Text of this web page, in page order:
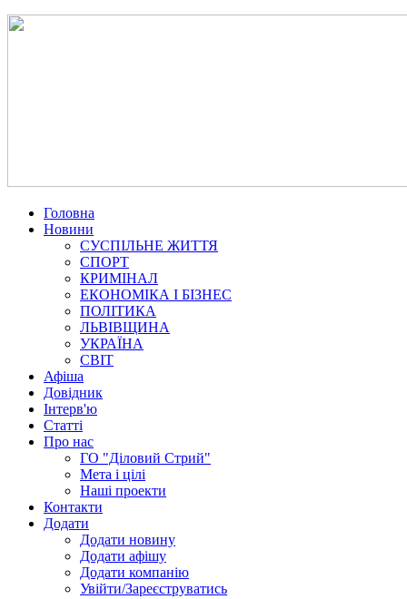
Головна
Новини
СУСПІЛЬНЕ ЖИТТЯ
СПОРТ
КРИМІНАЛ
ЕКОНОМІКА І БІЗНЕС
ПОЛІТИКА
ЛЬВІВЩИНА
УКРАЇНА
СВІТ
Афіша
Довідник
Інтерв'ю
Статті
Про нас
ГО "Діловий Стрий"
Мета і цілі
Наші проекти
Контакти
Додати
Додати новину
Додати афішу
Додати компанію
Увійти/Зареєструватись